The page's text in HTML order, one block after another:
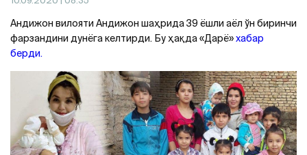
Андижон вилояти Андижон шаҳрида 39 ёшли аёл ўн биринчи
фарзандини дунёга келтирди. Бу ҳақда «Дарё»хабар
берди.